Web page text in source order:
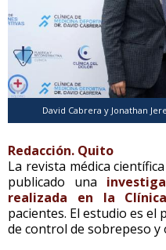
David Cabrera y Jonathan
Redacción. Quito
La revista médica
publicado una
realizada en la
pacientes. El estudio es
de control de sobrepeso y